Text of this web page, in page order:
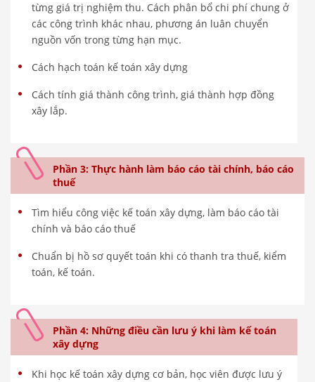
từng giá trị nghiệm thu. Cách phân bổ chi phí chung ở
các công trình khác nhau, phương án luân chuyển
nguồn vốn trong từng hạn mục.
Cách hạch toán kế toán xây dựng
Cách tính giá thành công trình, giá thành hợp đồng
xây lắp.
Phần 3: Thực hành làm báo cáo tài chính, báo cáo
thuế
Tìm hiểu công việc kế toán xây dựng, làm báo cáo tài
chính và báo cáo thuế
Chuẩn bị hồ sơ quyết toán khi có thanh tra thuế, kiểm
toán, kế toán.
Phần 4: Những điều cần lưu ý khi làm kế toán
xây dựng
Khi học kế toán xây dựng cơ bản, học viên được lưu ý